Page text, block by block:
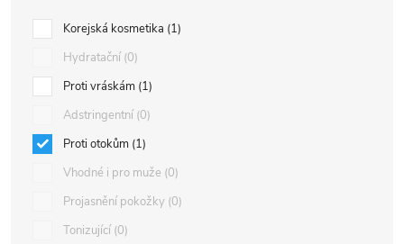
Korejská kosmetika 1
Hydratační 0
Proti vráskám 1
Adstringentní 0
Proti otokům 1
Vhodné i pro muže 0
Projasnění pokožky 0
Tonizující 0